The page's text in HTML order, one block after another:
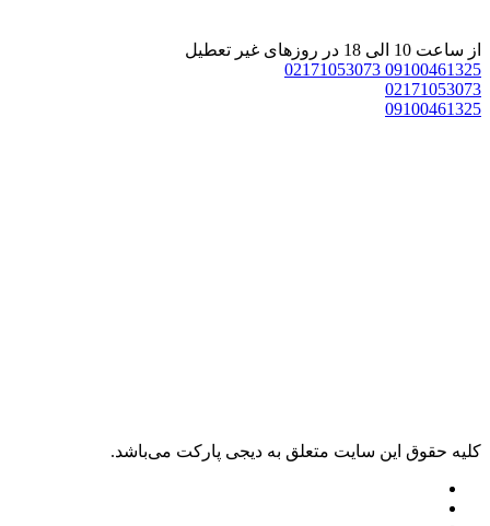
ساعت 10 الی 18 در روزهای غیر تعطیل
02171053073
حقوق اين سايت متعلق به دیجی پارکت می‌باشد.